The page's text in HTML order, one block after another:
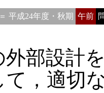
平成24年度・秋期 午前
部設計
，適切